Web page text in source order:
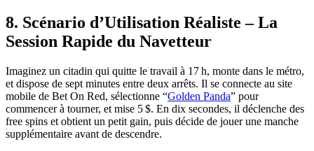
8. Scénario d’Utilisation Réaliste – La
Session Rapide du Navetteur
Imaginez un citadin qui quitte le travail à 17 h, monte dans le métro,
et dispose de sept minutes entre deux arrêts. Il se connecte au site
mobile de Bet On Red, sélectionne “Golden Panda” pour
commencer à tourner, et mise 5 $. En dix secondes, il déclenche des
free spins et obtient un petit gain, puis décide de jouer une manche
supplémentaire avant de descendre.